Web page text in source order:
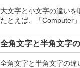
大文字と小文字の違いを
たとえば、「Computer
全角文字と半角文字
全角文字と半角文字の違